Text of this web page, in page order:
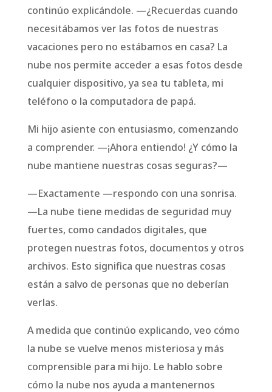
continúo explicándole. —¿Recuerdas cuando
necesitábamos ver las fotos de nuestras
vacaciones pero no estábamos en casa? La
nube nos permite acceder a esas fotos desde
cualquier dispositivo, ya sea tu tableta, mi
teléfono o la computadora de papá.
Mi hijo asiente con entusiasmo, comenzando
a comprender. —¡Ahora entiendo! ¿Y cómo la
nube mantiene nuestras cosas seguras?—
—Exactamente —respondo con una sonrisa.
—La nube tiene medidas de seguridad muy
fuertes, como candados digitales, que
protegen nuestras fotos, documentos y otros
archivos. Esto significa que nuestras cosas
están a salvo de personas que no deberían
verlas.
A medida que continúo explicando, veo cómo
la nube se vuelve menos misteriosa y más
comprensible para mi hijo. Le hablo sobre
cómo la nube nos ayuda a mantenernos